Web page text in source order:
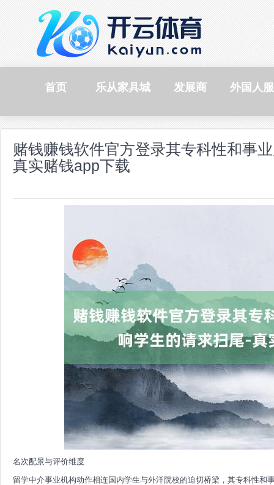
首页 乐从家具城 发展商 外国人
赌钱赚钱软件官方登录其专科性和事
真实赌钱app下载
名次配景与评价维度
留学中介事业机构动作相连国内学生与外洋院校的迫切桥梁，其专科性